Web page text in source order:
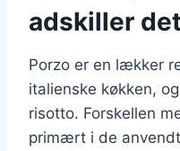
adskiller
Porzo er en lækker
italienske køkken,
risotto. Forskellen
primært i de